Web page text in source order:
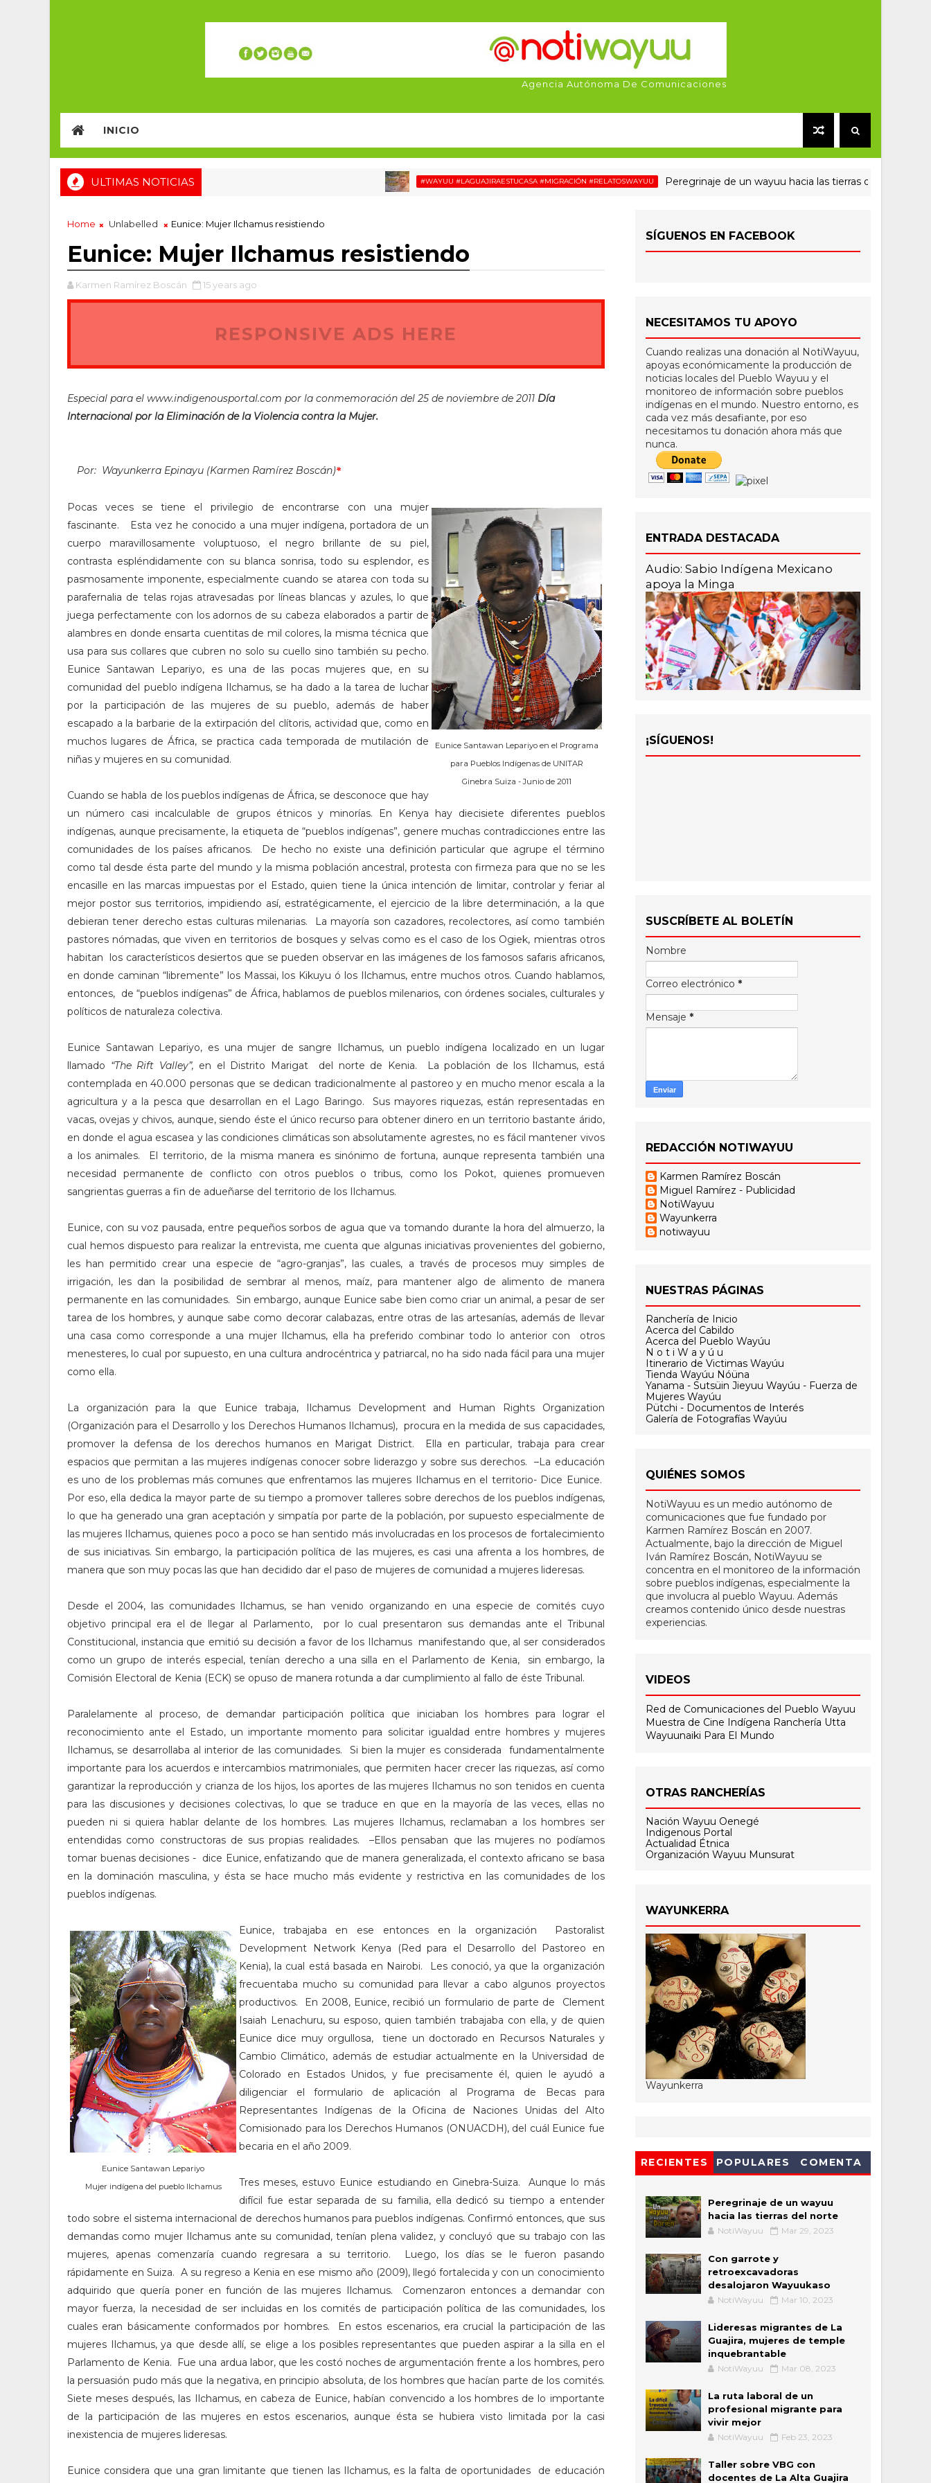
Agencia Autónoma De Comunicaciones
INICIO
ULTIMAS NOTICIAS #WAYUU #LAGUAJIRAESTUCASA #MIGRACIÓN #RELATOSWAYUU Peregrinaje de un wayuu hacia las tierras del norte
Home Unlabelled Eunice: Mujer Ilchamus resistiendo
Eunice: Mujer Ilchamus resistiendo
Karmen Ramírez Boscán 15 years ago
RESPONSIVE ADS HERE
Especial para el www.indigenousportal.com por la conmemoración del 25 de noviembre de 2011 Día
Internacional por la Eliminación de la Violencia contra la Mujer.
Por: Wayunkerra Epinayu (Karmen Ramírez Boscán)*
Eunice Santawan Lepariyo en el Programa
para Pueblos Indígenas de UNITAR
Ginebra Suiza - Junio de 2011
Pocas veces se tiene el privilegio de encontrarse con una mujer
fascinante. Esta vez he conocido a una mujer indígena, portadora de un
cuerpo maravillosamente voluptuoso, el negro brillante de su piel,
contrasta espléndidamente con su blanca sonrisa, todo su esplendor, es
pasmosamente imponente, especialmente cuando se atarea con toda su
parafernalia de telas rojas atravesadas por líneas blancas y azules, lo que
juega perfectamente con los adornos de su cabeza elaborados a partir de
alambres en donde ensarta cuentitas de mil colores, la misma técnica que
usa para sus collares que cubren no solo su cuello sino también su pecho.
Eunice Santawan Lepariyo, es una de las pocas mujeres que, en su
comunidad del pueblo indígena Ilchamus, se ha dado a la tarea de luchar
por la participación de las mujeres de su pueblo, además de haber
escapado a la barbarie de la extirpación del clítoris, actividad que, como en
muchos lugares de África, se practica cada temporada de mutilación de
niñas y mujeres en su comunidad.
Cuando se habla de los pueblos indígenas de África, se desconoce que hay
un número casi incalculable de grupos étnicos y minorías. En Kenya hay diecisiete diferentes pueblos
indígenas, aunque precisamente, la etiqueta de “pueblos indígenas”, genere muchas contradicciones entre las
comunidades de los países africanos. De hecho no existe una definición particular que agrupe el término
como tal desde ésta parte del mundo y la misma población ancestral, protesta con firmeza para que no se les
encasille en las marcas impuestas por el Estado, quien tiene la única intención de limitar, controlar y feriar al
mejor postor sus territorios, impidiendo así, estratégicamente, el ejercicio de la libre determinación, a la que
debieran tener derecho estas culturas milenarias. La mayoría son cazadores, recolectores, así como también
pastores nómadas, que viven en territorios de bosques y selvas como es el caso de los Ogiek, mientras otros
habitan los característicos desiertos que se pueden observar en las imágenes de los famosos safaris africanos,
en donde caminan “libremente” los Massai, los Kikuyu ó los Ilchamus, entre muchos otros. Cuando hablamos,
entonces, de “pueblos indígenas” de África, hablamos de pueblos milenarios, con órdenes sociales, culturales y
políticos de naturaleza colectiva.
Eunice Santawan Lepariyo, es una mujer de sangre Ilchamus, un pueblo indígena localizado en un lugar
llamado “The Rift Valley”, en el Distrito Marigat del norte de Kenia. La población de los Ilchamus, está
contemplada en 40.000 personas que se dedican tradicionalmente al pastoreo y en mucho menor escala a la
agricultura y a la pesca que desarrollan en el Lago Baringo. Sus mayores riquezas, están representadas en
vacas, ovejas y chivos, aunque, siendo éste el único recurso para obtener dinero en un territorio bastante árido,
en donde el agua escasea y las condiciones climáticas son absolutamente agrestes, no es fácil mantener vivos
a los animales. El territorio, de la misma manera es sinónimo de fortuna, aunque representa también una
necesidad permanente de conflicto con otros pueblos o tribus, como los Pokot, quienes promueven
sangrientas guerras a fin de adueñarse del territorio de los Ilchamus.
Eunice, con su voz pausada, entre pequeños sorbos de agua que va tomando durante la hora del almuerzo, la
cual hemos dispuesto para realizar la entrevista, me cuenta que algunas iniciativas provenientes del gobierno,
les han permitido crear una especie de “agro-granjas”, las cuales, a través de procesos muy simples de
irrigación, les dan la posibilidad de sembrar al menos, maíz, para mantener algo de alimento de manera
permanente en las comunidades. Sin embargo, aunque Eunice sabe bien como criar un animal, a pesar de ser
tarea de los hombres, y aunque sabe como decorar calabazas, entre otras de las artesanías, además de llevar
una casa como corresponde a una mujer Ilchamus, ella ha preferido combinar todo lo anterior con otros
menesteres, lo cual por supuesto, en una cultura androcéntrica y patriarcal, no ha sido nada fácil para una mujer
como ella.
La organización para la que Eunice trabaja, Ilchamus Development and Human Rights Organization
(Organización para el Desarrollo y los Derechos Humanos Ilchamus), procura en la medida de sus capacidades,
promover la defensa de los derechos humanos en Marigat District. Ella en particular, trabaja para crear
espacios que permitan a las mujeres indígenas conocer sobre liderazgo y sobre sus derechos. –La educación
es uno de los problemas más comunes que enfrentamos las mujeres Ilchamus en el territorio- Dice Eunice.
Por eso, ella dedica la mayor parte de su tiempo a promover talleres sobre derechos de los pueblos indígenas,
lo que ha generado una gran aceptación y simpatía por parte de la población, por supuesto especialmente de
las mujeres Ilchamus, quienes poco a poco se han sentido más involucradas en los procesos de fortalecimiento
de sus iniciativas. Sin embargo, la participación política de las mujeres, es casi una afrenta a los hombres, de
manera que son muy pocas las que han decidido dar el paso de mujeres de comunidad a mujeres lideresas.
Desde el 2004, las comunidades Ilchamus, se han venido organizando en una especie de comités cuyo
objetivo principal era el de llegar al Parlamento, por lo cual presentaron sus demandas ante el Tribunal
Constitucional, instancia que emitió su decisión a favor de los Ilchamus manifestando que, al ser considerados
como un grupo de interés especial, tenían derecho a una silla en el Parlamento de Kenia, sin embargo, la
Comisión Electoral de Kenia (ECK) se opuso de manera rotunda a dar cumplimiento al fallo de éste Tribunal.
Paralelamente al proceso, de demandar participación política que iniciaban los hombres para lograr el
reconocimiento ante el Estado, un importante momento para solicitar igualdad entre hombres y mujeres
Ilchamus, se desarrollaba al interior de las comunidades. Si bien la mujer es considerada fundamentalmente
importante para los acuerdos e intercambios matrimoniales, que permiten hacer crecer las riquezas, así como
garantizar la reproducción y crianza de los hijos, los aportes de las mujeres Ilchamus no son tenidos en cuenta
para las discusiones y decisiones colectivas, lo que se traduce en que en la mayoría de las veces, ellas no
pueden ni si quiera hablar delante de los hombres. Las mujeres Ilchamus, reclamaban a los hombres ser
entendidas como constructoras de sus propias realidades. –Ellos pensaban que las mujeres no podíamos
tomar buenas decisiones - dice Eunice, enfatizando que de manera generalizada, el contexto africano se basa
en la dominación masculina, y ésta se hace mucho más evidente y restrictiva en las comunidades de los
pueblos indígenas.
Eunice Santawan Lepariyo
Mujer indígena del pueblo Ilchamus
Eunice, trabajaba en ese entonces en la organización Pastoralist
Development Network Kenya (Red para el Desarrollo del Pastoreo en
Kenia), la cual está basada en Nairobi. Les conoció, ya que la organización
frecuentaba mucho su comunidad para llevar a cabo algunos proyectos
productivos. En 2008, Eunice, recibió un formulario de parte de Clement
Isaiah Lenachuru, su esposo, quien también trabajaba con ella, y de quien
Eunice dice muy orgullosa, tiene un doctorado en Recursos Naturales y
Cambio Climático, además de estudiar actualmente en la Universidad de
Colorado en Estados Unidos, y fue precisamente él, quien le ayudó a
diligenciar el formulario de aplicación al Programa de Becas para
Representantes Indígenas de la Oficina de Naciones Unidas del Alto
Comisionado para los Derechos Humanos (ONUACDH), del cuál Eunice fue
becaria en el año 2009.
Tres meses, estuvo Eunice estudiando en Ginebra-Suiza. Aunque lo más
difícil fue estar separada de su familia, ella dedicó su tiempo a entender
todo sobre el sistema internacional de derechos humanos para pueblos indígenas. Confirmó entonces, que sus
demandas como mujer Ilchamus ante su comunidad, tenían plena validez, y concluyó que su trabajo con las
mujeres, apenas comenzaría cuando regresara a su territorio. Luego, los días se le fueron pasando
rápidamente en Suiza. A su regreso a Kenia en ese mismo año (2009), llegó fortalecida y con un conocimiento
adquirido que quería poner en función de las mujeres Ilchamus. Comenzaron entonces a demandar con
mayor fuerza, la necesidad de ser incluidas en los comités de participación política de las comunidades, los
cuales eran básicamente conformados por hombres. En estos escenarios, era crucial la participación de las
mujeres Ilchamus, ya que desde allí, se elige a los posibles representantes que pueden aspirar a la silla en el
Parlamento de Kenia. Fue una ardua labor, que les costó noches de argumentación frente a los hombres, pero
la persuasión pudo más que la negativa, en principio absoluta, de los hombres que hacían parte de los comités.
Siete meses después, las Ilchamus, en cabeza de Eunice, habían convencido a los hombres de lo importante
de la participación de las mujeres en estos escenarios, aunque ésta se hubiera visto limitada por la casi
inexistencia de mujeres lideresas.
Eunice considera que una gran limitante que tienen las Ilchamus, es la falta de oportunidades de educación
SÍGUENOS EN FACEBOOK
NECESITAMOS TU APOYO
Cuando realizas una donación al NotiWayuu,
apoyas económicamente la producción de
noticias locales del Pueblo Wayuu y el
monitoreo de información sobre pueblos
indígenas en el mundo. Nuestro entorno, es
cada vez más desafiante, por eso
necesitamos tu donación ahora más que
nunca.
ENTRADA DESTACADA
Audio: Sabio Indígena Mexicano
apoya la Minga
¡SÍGUENOS!
SUSCRÍBETE AL BOLETÍN
Nombre
Correo electrónico *
Mensaje *
REDACCIÓN NOTIWAYUU
Karmen Ramírez Boscán
Miguel Ramírez - Publicidad
NotiWayuu
Wayunkerra
notiwayuu
NUESTRAS PÁGINAS
Ranchería de Inicio
Acerca del Cabildo
Acerca del Pueblo Wayúu
N o t i W a y ú u
Itinerario de Victimas Wayúu
Tienda Wayúu Nóüna
Yanama - Sutsüin Jieyuu Wayúu - Fuerza de
Mujeres Wayúu
Pütchi - Documentos de Interés
Galería de Fotografías Wayúu
QUIÉNES SOMOS
NotiWayuu es un medio autónomo de
comunicaciones que fue fundado por
Karmen Ramírez Boscán en 2007.
Actualmente, bajo la dirección de Miguel
Iván Ramírez Boscán, NotiWayuu se
concentra en el monitoreo de la información
sobre pueblos indígenas, especialmente la
que involucra al pueblo Wayuu. Además
creamos contenido único desde nuestras
experiencias.
VIDEOS
Red de Comunicaciones del Pueblo Wayuu
Muestra de Cine Indígena Ranchería Utta
Wayuunaiki Para El Mundo
OTRAS RANCHERÍAS
Nación Wayuu Oenegé
Indigenous Portal
Actualidad Étnica
Organización Wayuu Munsurat
WAYUNKERRA
Wayunkerra
RECIENTES POPULARES COMENTA
Peregrinaje de un wayuu
hacia las tierras del norte
NotiWayuu Mar 29, 2023
Con garrote y
retroexcavadoras
desalojaron Wayuukaso
NotiWayuu Mar 10, 2023
Lideresas migrantes de La
Guajira, mujeres de temple
inquebrantable
NotiWayuu Mar 08, 2023
La ruta laboral de un
profesional migrante para
vivir mejor
NotiWayuu Feb 23, 2023
Taller sobre VBG con
docentes de La Alta Guajira